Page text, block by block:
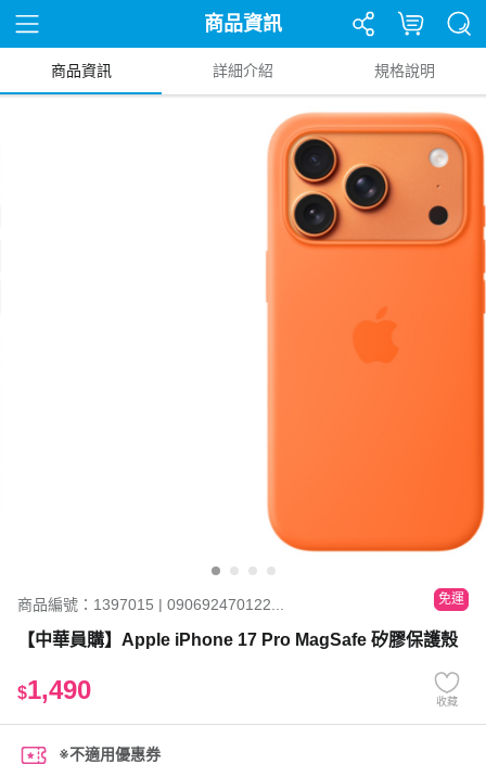
商品資訊
商品資訊 詳細介紹 規格說明
商品編號：1397015 | 090692470122... 免運
【中華員購】Apple iPhone 17 Pro MagSafe 矽膠保護殼
$1,490 收藏
※不適用優惠券